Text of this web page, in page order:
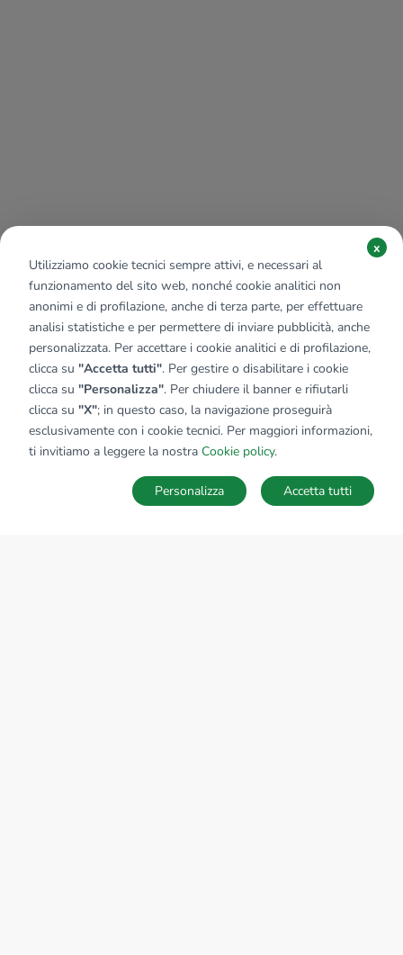
SALVA RICERCA
Utilizziamo cookie tecnici sempre attivi, e necessari al
funzionamento del sito web, nonché cookie analitici non
anonimi e di profilazione, anche di terza parte, per effettuare
analisi statistiche e per permettere di inviare pubblicità, anche
personalizzata. Per accettare i cookie analitici e di profilazione,
clicca su "Accetta tutti". Per gestire o disabilitare i cookie
clicca su "Personalizza". Per chiudere il banner e rifiutarli
clicca su "X"; in questo caso, la navigazione proseguirà
esclusivamente con i cookie tecnici. Per maggiori informazioni,
ti invitiamo a leggere la nostra Cookie policy.
x
Accetta tutti
Personalizza